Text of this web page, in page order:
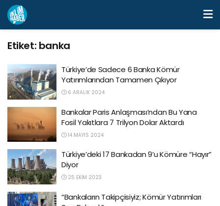
Etiket: banka
Türkiye’de Sadece 6 Banka Kömür
Yatırımlarından Tamamen Çıkıyor
6 ARALIK 2024
Bankalar Paris Anlaşması’ndan Bu Yana
Fosil Yakıtlara 7 Trilyon Dolar Aktardı
14 MAYIS 2024
Türkiye’deki 17 Bankadan 9’u Kömüre “Hayır”
Diyor
25 EKIM 2023
“Bankaların Takipçisiyiz; Kömür Yatırımları